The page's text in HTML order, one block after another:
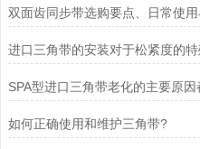
如何正确使用和维护三角带?